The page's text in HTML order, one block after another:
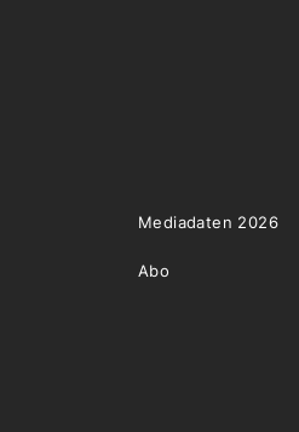
Mediadaten 2026
Abo